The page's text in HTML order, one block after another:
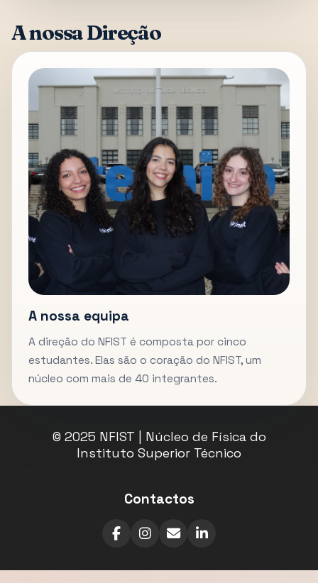
A nossa Direção
A nossa equipa
A direção do NFIST é composta por cinco
estudantes. Elas são o coração do NFIST, um
núcleo com mais de 40 integrantes.
© 2025 NFIST | Núcleo de Física do
Instituto Superior Técnico
Contactos